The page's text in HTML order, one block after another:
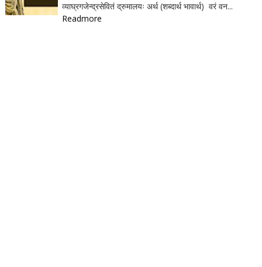
व्याघ्रगजेन्द्रसेवितं द्रुमालयः अर्थ (शब्दार्थ भावार्थ) वरं वन...
Readmore